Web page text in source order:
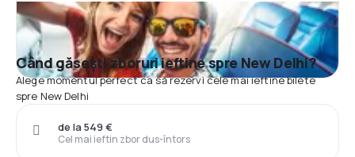
Când găsești zboruri ieftine spre New Delhi?
Alege momentul perfect ca să rezervi cele mai ieftine bilete
spre New Delhi
Cel mai ieftin zbor dus-întors
de la 549 €